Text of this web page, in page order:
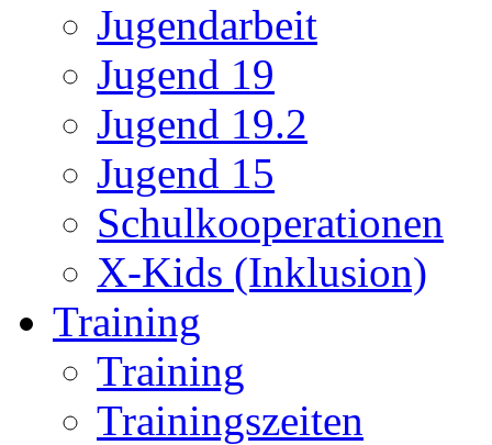
Jugendarbeit
Jugend 19
Jugend 19.2
Jugend 15
Schulkooperationen
X-Kids (Inklusion)
Training
Training
Trainingszeiten